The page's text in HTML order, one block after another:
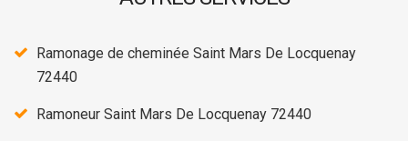
Ramonage de cheminée Saint Mars De Locquenay
72440
Ramoneur Saint Mars De Locquenay 72440